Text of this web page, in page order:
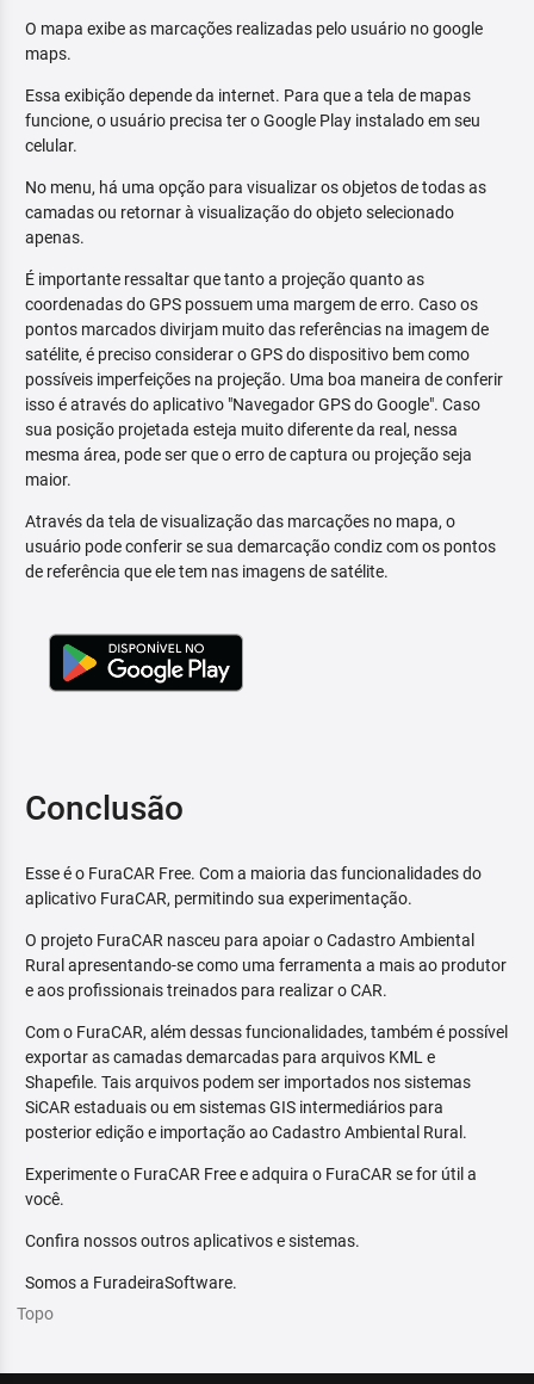
O mapa exibe as marcações realizadas pelo usuário no google
maps.
Essa exibição depende da internet. Para que a tela de mapas
funcione, o usuário precisa ter o Google Play instalado em seu
celular.
No menu, há uma opção para visualizar os objetos de todas as
camadas ou retornar à visualização do objeto selecionado
apenas.
É importante ressaltar que tanto a projeção quanto as
coordenadas do GPS possuem uma margem de erro. Caso os
pontos marcados divirjam muito das referências na imagem de
satélite, é preciso considerar o GPS do dispositivo bem como
possíveis imperfeições na projeção. Uma boa maneira de conferir
isso é através do aplicativo "Navegador GPS do Google". Caso
sua posição projetada esteja muito diferente da real, nessa
mesma área, pode ser que o erro de captura ou projeção seja
maior.
Através da tela de visualização das marcações no mapa, o
usuário pode conferir se sua demarcação condiz com os pontos
de referência que ele tem nas imagens de satélite.
Conclusão
Esse é o FuraCAR Free. Com a maioria das funcionalidades do
aplicativo FuraCAR, permitindo sua experimentação.
O projeto FuraCAR nasceu para apoiar o Cadastro Ambiental
Rural apresentando-se como uma ferramenta a mais ao produtor
e aos profissionais treinados para realizar o CAR.
Com o FuraCAR, além dessas funcionalidades, também é possível
exportar as camadas demarcadas para arquivos KML e
Shapefile. Tais arquivos podem ser importados nos sistemas
SiCAR estaduais ou em sistemas GIS intermediários para
posterior edição e importação ao Cadastro Ambiental Rural.
Experimente o FuraCAR Free e adquira o FuraCAR se for útil a
você.
Confira nossos outros aplicativos e sistemas.
Somos a FuradeiraSoftware.
Topo